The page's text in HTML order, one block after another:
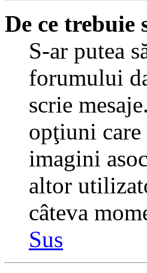
De ce trebuie
S-ar putea
forumului
scrie
opţiuni
imagini
altor
câteva
Sus